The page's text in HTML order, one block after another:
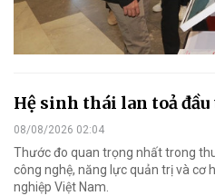
Hệ sinh thái lan toả
08/08/2026 02:04
Thước đo quan trọng nhất trong
công nghệ, năng lực quản trị và cơ
nghiệp Việt Nam.